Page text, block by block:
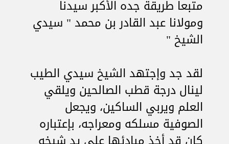
متبعا طريقة جده الأكبر سيدنا
ومولانا عبد القادر بن محمد " سيدي
الشيخ "
لقد جد وإجتهد الشيخ سيدي الطيب
لينال درجة قطب الصالحين ويلقي
العلم ويربي الساكين، ويجعل
الصوفية مسلكه ومعراجه، بإعتباره